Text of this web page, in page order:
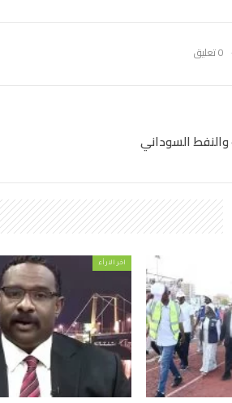
0 تعليق
والنفط السوداني
اخر الارأء